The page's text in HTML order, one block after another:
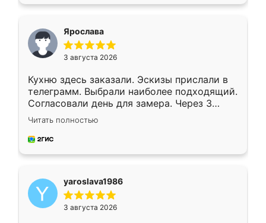
Ярослава
3 августа 2026
Кухню здесь заказали. Эскизы прислали в
телеграмм. Выбрали наиболее подходящий.
Согласовали день для замера. Через 3
недели кухня была уже готова. Остались
довольны работой. Спасибо Ренессанс
мебель за качественную работу!
Читать полностью
yaroslava1986
3 августа 2026